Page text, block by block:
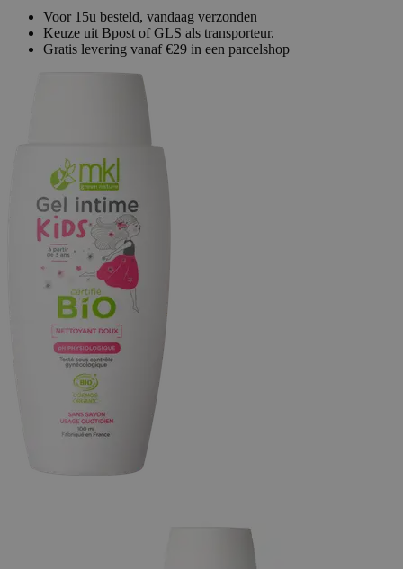
Voor 15u besteld, vandaag verzonden
Keuze uit Bpost of GLS als transporteur.
Gratis levering vanaf €29 in een parcelshop